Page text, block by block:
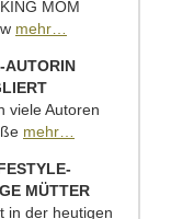
MOM
mehr…
AUTORIN
viele Autoren
mehr…
MÜTTER
in der heutigen